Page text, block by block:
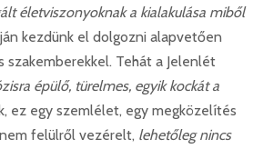
életviszonyoknak a kialakulása miből
kezdünk el dolgozni alapvetően
szakemberekkel. Tehát a Jelenlét
épülő, türelmes, egyik kockát a
ez egy szemlélet, egy megközelítés
felülről vezérelt, lehetőleg nincs